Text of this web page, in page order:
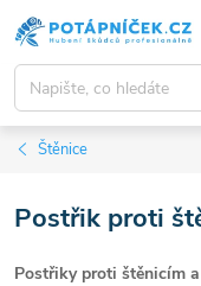
Přejít
na
obsah
Štěnice
Postřik proti
Postřiky proti štěnicím